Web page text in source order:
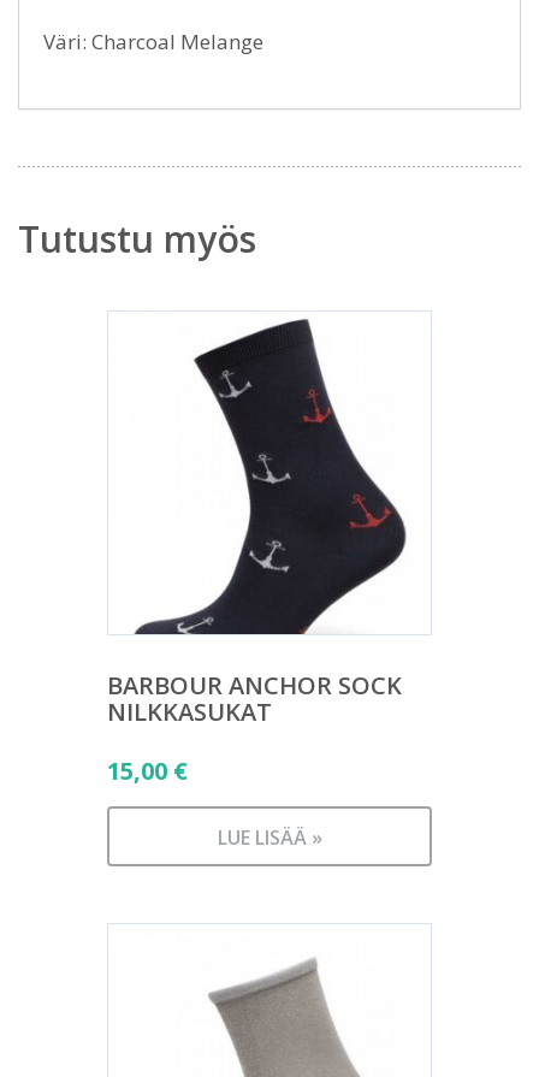
Väri: Charcoal Melange
Tutustu myös
BARBOUR ANCHOR SOCK
NILKKASUKAT
15,00 €
LUE LISÄÄ »